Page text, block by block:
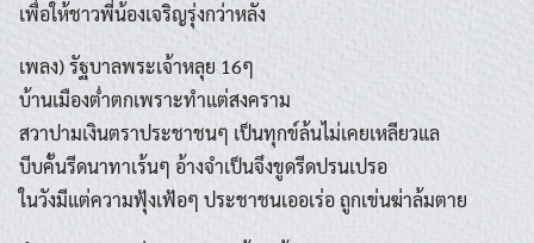
เพื่อให้ชาวพี่น้องเจริญรุ่งกว่าหลัง
เพลง) รัฐบาลพระเจ้าหลุย 16ๆ
บ้านเมืองต่ำตกเพราะทำแต่สงคราม
สวาปามเงินตราประชาชนๆ เป็นทุกข์ล้นไม่เคยเหลียวแล
บีบคั้นรีดนาทาเร้นๆ อ้างจำเป็นจึงขูดรีดปรนเปรอ
ในวังมีแต่ความฟุ้งเฟ้อๆ ประชาชนเออเร่อ ถูกเข่นฆ่าล้มตาย